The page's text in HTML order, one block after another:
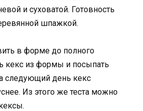
и суховатой. Готовность
шпажкой.
в форме до полного
кекс из формы и посыпать
следующий день кекс
Из этого же теста можно